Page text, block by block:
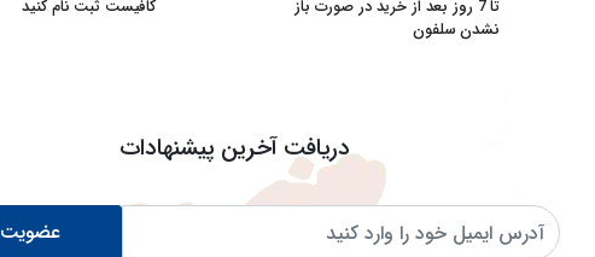
تا 7 روز بعد از خرید در صورت باز
نشدن سلفون
کافیست ثبت نام کنید
دریافت آخرین پیشنهادات
عضویت